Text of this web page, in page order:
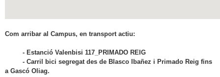
Com arribar al Campus, en transport actiu:
- Estanció Valenbisi 117_PRIMADO REIG
- Carril bici segregat des de Blasco Ibañez i Primado Reig fins
a Gascó Oliag.